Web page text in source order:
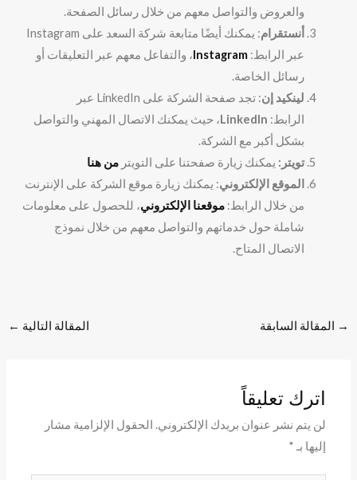
والعروض والتواصل معهم من خلال رسائل الصفحة.
أنستقرام
: يمكنك أيضًا متابعة شركة السعد على Instagram
عبر الرابط: Instagram ، والتفاعل معهم عبر التعليقات أو
رسائل الخاصة.
لينكيد إن
: تجد صفحة الشركة على LinkedIn عبر
الرابط:
، حيث يمكنك الاتصال المهني والتواصل
بشكل أكبر مع الشركة.
تويتر: يمكنك زيارة صفحتنا على التويتر من هنا
الموقع الإلكتروني: يمكنك زيارة موقع الشركة على الإنترنت
من خلال الرابط:موقعنا الإلكتروني، للحصول على معلومات
شاملة حول خدماتهم والتواصل معهم من خلال نموذج
الاتصال المتاح.
→ المقالة السابقة المقالة التالية ←
اترك تعليقاً
لن يتم نشر عنوان بريدك الإلكتروني. الحقول الإلزامية مشار
إليها بـ *